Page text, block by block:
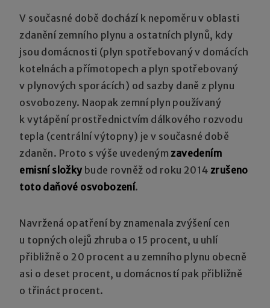
V současné době dochází k nepoměru v oblasti
zdanění zemního plynu a ostatních plynů, kdy
jsou domácnosti (plyn spotřebovaný v domácích
kotelnách a přímotopech a plyn spotřebovaný
v plynových sporácích) od sazby daně z plynu
osvobozeny. Naopak zemní plyn používaný
k vytápění prostřednictvím dálkového rozvodu
tepla (centrální výtopny) je v současné době
zdaněn. Proto s výše uvedenýmzavedením
emisní složkybude rovněž od roku 2014zrušeno
toto daňové osvobození.
Navržená opatření by znamenala zvýšení cen
u topných olejů zhruba o 15 procent, u uhlí
přibližně o 20 procent a u zemního plynu obecně
asi o deset procent, u domácností pak přibližně
o třináct procent.